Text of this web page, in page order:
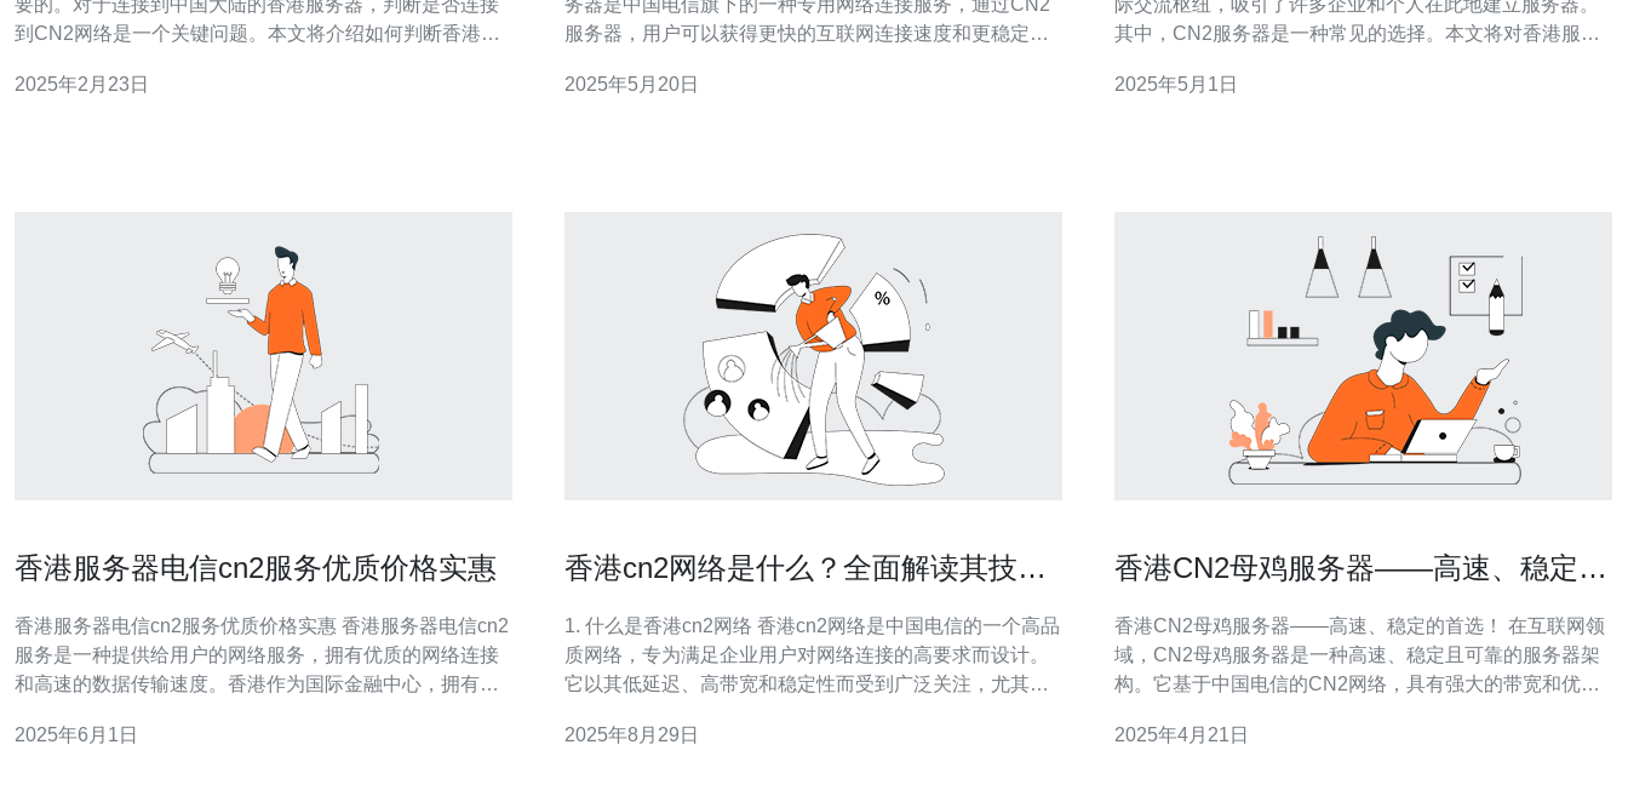
要的。对于连接到中国大陆的香港服务器，判断是否连接
到CN2网络是一个关键问题。本文将介绍如何判断香港服
络是由中国电信推出的一种高速网络服务。相比于传统的
2025年2月23日
务器是中国电信旗下的一种专用网络连接服务，通过CN2
服务器，用户可以获得更快的互联网连接速度和更稳定的
业用户和互联网爱好者。 与传统的网络连接服务相比，香
2025年5月20日
际交流枢纽，吸引了许多企业和个人在此地建立服务器。
其中，CN2服务器是一种常见的选择。本文将对香港服务
用了高效的网络架构，具备出色的网络稳定性。该服务器
2025年5月1日
香港服务器电信cn2服务优质价格实惠
香港服务器电信cn2服务优质价格实惠 香港服务器电信cn2
服务是一种提供给用户的网络服务，拥有优质的网络连接
和高速的数据传输速度。香港作为国际金融中心，拥有发
务在国际上享有盛誉。 香港服务器电信cn2服务有以下几
2025年6月1日
香港cn2网络是什么？全面解读其技术
1. 什么是香港cn2网络 香港cn2网络是中国电信的一个高品
质网络，专为满足企业用户对网络连接的高要求而设计。
它以其低延迟、高带宽和稳定性而受到广泛关注，尤其是
ChinaNet Next Carrying Network，是中国电信在全球范围
2025年8月29日
香港CN2母鸡服务器——高速、稳定的
香港CN2母鸡服务器——高速、稳定的首选！ 在互联网领
域，CN2母鸡服务器是一种高速、稳定且可靠的服务器架
构。它基于中国电信的CN2网络，具有强大的带宽和优质
国际化的城市，在互联网发展方面拥有独特的优势。选择
2025年4月21日